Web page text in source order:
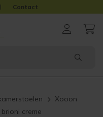
Contact
Xooon
creme